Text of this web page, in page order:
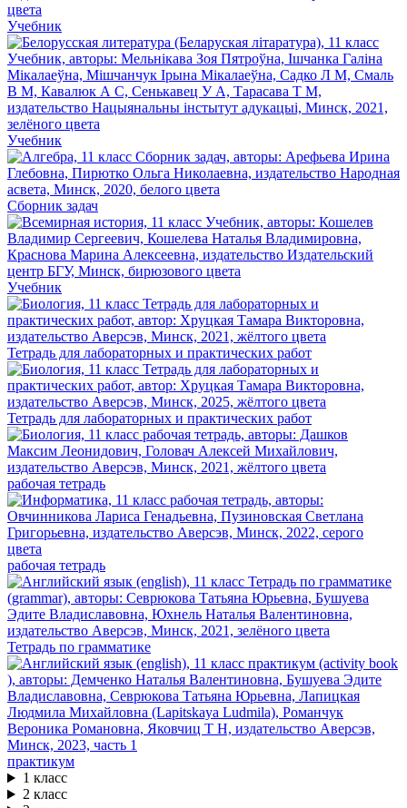
Учебник
Учебник
Сборник задач
Учебник
Тетрадь для лабораторных и практических работ
Тетрадь для лабораторных и практических работ
рабочая тетрадь
рабочая тетрадь
Тетрадь по грамматике
практикум
1 класс
2 класс